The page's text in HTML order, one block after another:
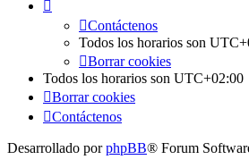
Contáctenos
Todos los horarios son
Borrar cookies
Todos los horarios son UTC+02:00
Borrar cookies
Contáctenos
Desarrollado porphpBB® Forum